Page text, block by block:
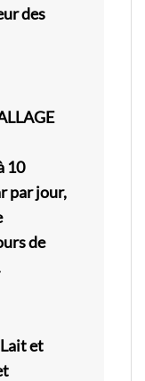
des
10
par jour,
de
et